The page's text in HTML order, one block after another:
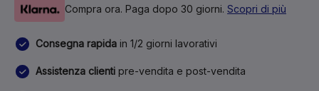
Compra ora. Paga dopo 30 giorni. Scopri di più
Consegna rapida in 1/2 giorni lavorativi
Assistenza clienti pre-vendita e post-vendita